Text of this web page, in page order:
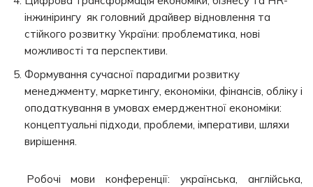
інжинірингу як головний драйвер відновлення та
стійкого розвитку України: проблематика, нові
можливості та перспективи.
Формування сучасної парадигми розвитку
менеджменту, маркетингу, економіки, фінансів, обліку і
оподаткування в умовах емерджентної економіки:
концептуальні підходи, проблеми, імперативи, шляхи
вирішення.
Робочі мови конференції: українська, англійська,